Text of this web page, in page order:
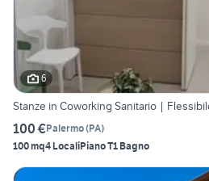
6
Stanze in Coworking Sanitario |
100 €Palermo(PA)
100 mq4 LocaliPiano T1 Bagno